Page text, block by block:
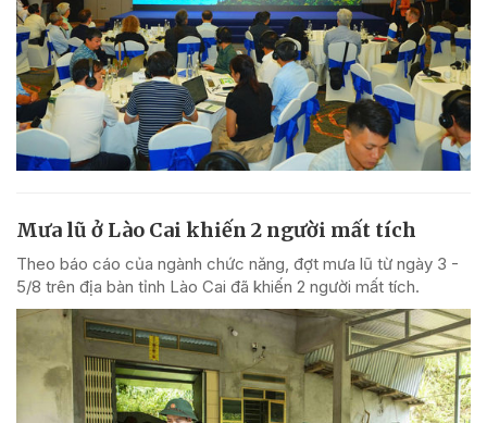
Mưa lũ ở Lào Cai khiến 2 người mất tích
Theo báo cáo của ngành chức năng, đợt mưa lũ từ ngày 3 -
5/8 trên địa bàn tỉnh Lào Cai đã khiến 2 người mất tích.